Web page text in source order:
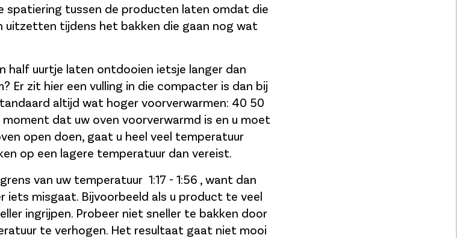
spatiering tussen de producten laten omdat die
uitzetten tijdens het bakken die gaan nog wat
half uurtje laten ontdooien ietsje langer dan
Er zit hier een vulling in die compacter is dan bij
altijd wat hoger voorverwarmen: 40 50
moment dat uw oven voorverwarmd is en u moet
open doen, gaat u heel veel temperatuur
op een lagere temperatuur dan vereist.
van uw temperatuur 1:17 - 1:56 , want dan
iets misgaat. Bijvoorbeeld als u product te veel
ingrijpen. Probeer niet sneller te bakken door
te verhogen. Het resultaat gaat niet mooi